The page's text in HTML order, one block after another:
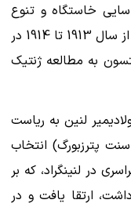
خاستگاه و تنوع
گیاهان زراعی شناخته شده است. واویلف از سال 1913 تا 1914 در
به مطالعه ژنتیک
توسط ولادیمیر لنین به ریاست
پترزبورگ) انتخاب
در لنینگراد، که بر
ارتقا یافت و در